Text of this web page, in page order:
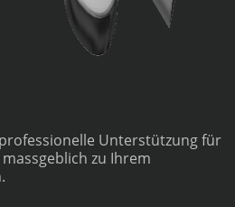
Unterstützung für
zu Ihrem